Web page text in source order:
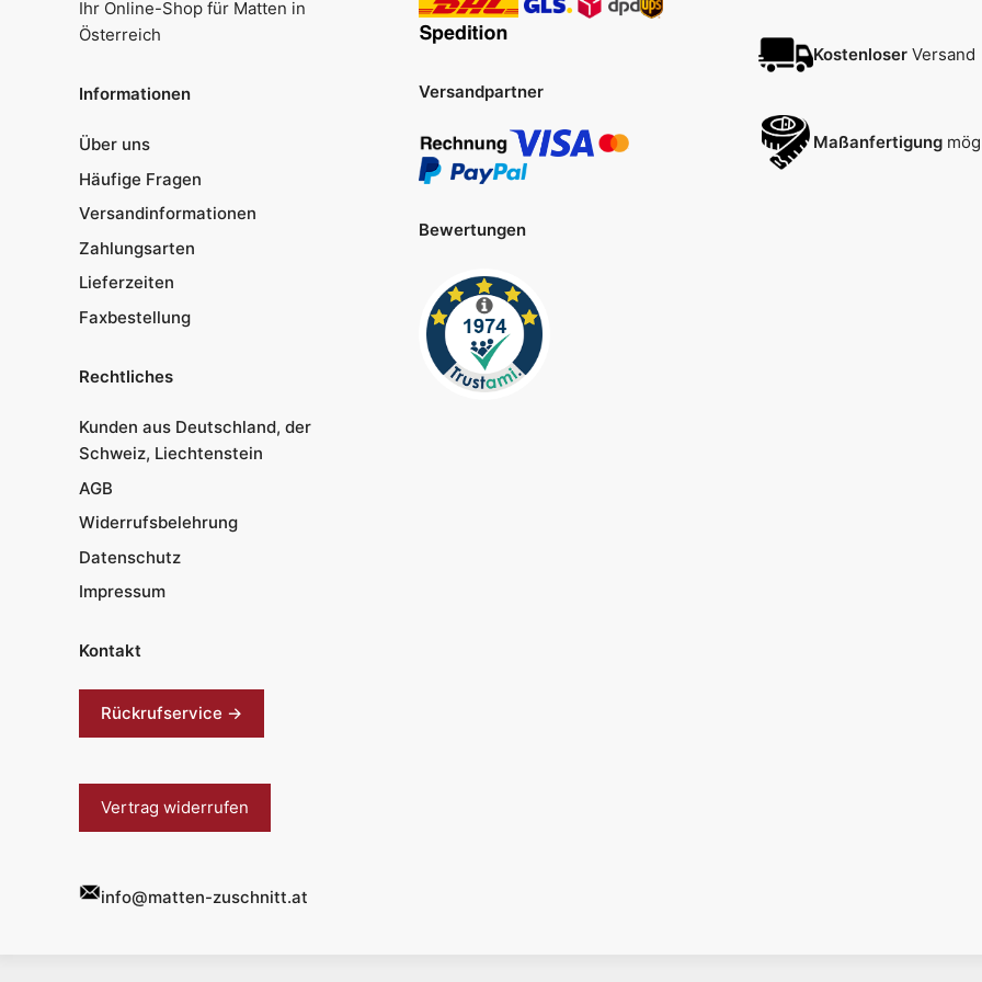
Ihr Online-Shop für Matten in
Österreich
Informationen
Über uns
Häufige Fragen
Versandinformationen
Zahlungsarten
Lieferzeiten
Faxbestellung
Rechtliches
Kunden aus Deutschland, der
Schweiz, Liechtenstein
AGB
Widerrufsbelehrung
Datenschutz
Impressum
Kontakt
Rückrufservice →
Vertrag widerrufen
info@matten-zuschnitt.at
Versandpartner
Bewertungen
Kostenloser Versand
Maßanfertigung